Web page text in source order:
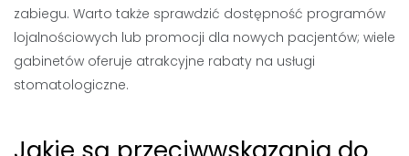
zabiegu. Warto także sprawdzić dostępność programów
lojalnościowych lub promocji dla nowych pacjentów; wiele
gabinetów oferuje atrakcyjne rabaty na usługi
stomatologiczne.